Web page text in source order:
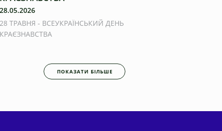
28.05.2026
28 ТРАВНЯ - ВСЕУКРАЇНСЬКИЙ ДЕНЬ
КРАЄЗНАВСТВА
ПОКАЗАТИ БІЛЬШЕ